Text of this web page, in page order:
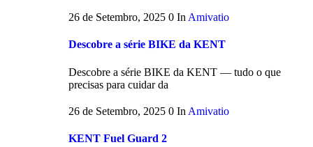
26 de Setembro, 2025 0 In Amivatio
Descobre a série BIKE da KENT
Descobre a série BIKE da KENT — tudo o que
precisas para cuidar da
26 de Setembro, 2025 0 In Amivatio
KENT Fuel Guard 2